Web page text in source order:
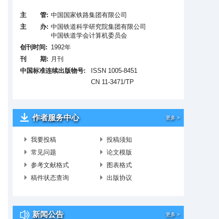
主 管: 中国国家铁路集团有限公司
主 办: 中国铁道科学研究院集团有限公司
中国铁道学会计算机委员会
创刊时间: 1992年
刊 期: 月刊
中国标准连续出版物号:
ISSN 1005-8451
CN 11-3471/TP
作者服务中心 更多 >
我要投稿
投稿须知
常见问题
论文模版
参考文献格式
图表格式
稿件状态查询
出版协议
新闻公告 更多 >